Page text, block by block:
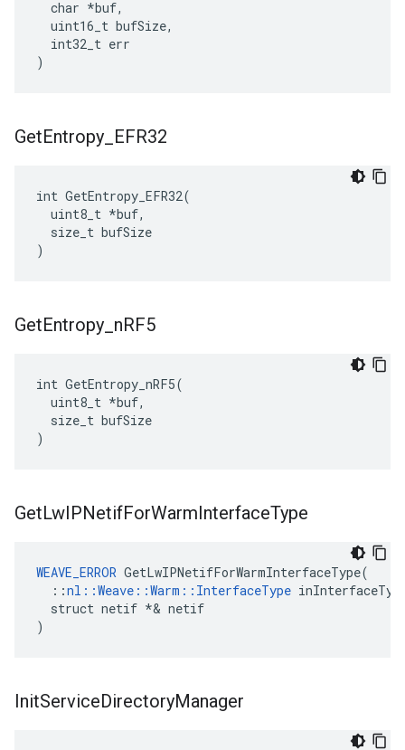
  char *buf,
  uint16_t bufSize,
  int32_t err
)
GetEntropy EFR32
int GetEntropy_EFR32(
  uint8_t *buf,
  size_t bufSize
)
GetEntropy nRF5
int GetEntropy_nRF5(
  uint8_t *buf,
  size_t bufSize
)
GetLwIPNetifForWarmInterfaceType
WEAVE_ERROR GetLwIPNetifForWarmInterfaceType(
  ::
nl::Weave::Warm::InterfaceType
  struct netif *& netif
)
InitServiceDirectoryManager